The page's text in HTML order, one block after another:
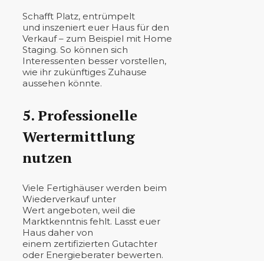
Schafft Platz, entrümpelt
und inszeniert euer Haus für den
Verkauf – zum Beispiel mit Home
Staging. So können sich
Interessenten besser vorstellen,
wie ihr zukünftiges Zuhause
aussehen könnte.
5. Professionelle
Wertermittlung
nutzen
Viele Fertighäuser werden beim
Wiederverkauf unter
Wert angeboten, weil die
Marktkenntnis fehlt. Lasst euer
Haus daher von
einem zertifizierten Gutachter
oder Energieberater bewerten.